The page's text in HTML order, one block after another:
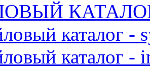
каталог -
каталог -